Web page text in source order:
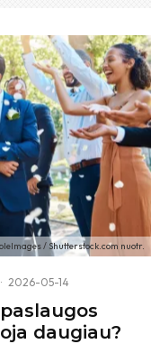
/ Shutterstock.com nuotr.
· 2026-05-14
daugiau?